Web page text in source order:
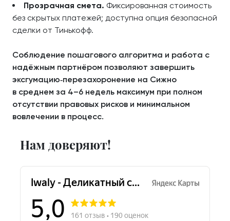
Прозрачная смета. Фиксированная стоимость
без скрытых платежей; доступна опция безопасной
сделки от Тинькофф.
Соблюдение пошагового алгоритма и работа с
надёжным партнёром позволяют завершить
эксгумацию‑перезахоронение на Сижно
в среднем за 4–6 недель максимум при полном
отсутствии правовых рисков и минимальном
вовлечении в процесс.
Нам доверяют!